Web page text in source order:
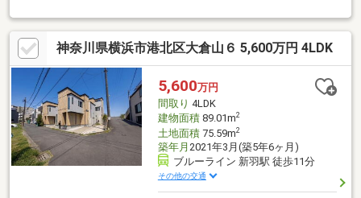
したファミリーに嬉しい4部屋タイプの間取り■陽当たりとプライ
バシーに考慮した2階リビング、約16帖の開放感！床暖房を完備
しています■家事をしながら会話がはずむ対面キッチンを採用、
リビングも見渡せ小さなお子様も安心して見守れます■ブルーラ
イン「新羽」駅徒歩10分、バス便で「大倉山」駅もご利用可能ご
見学のご希望、資料請求、ご質問などなど、お気軽にまずはお問
い合わせください♪【 フリーダイヤル： 0120-821-930 】
神奈川県横浜市港北区大倉山６ 5,600万円 4LDK
5,600万円
間取り 4LDK
建物面積89.01m2
土地面積75.59m2
築年月 2021年3月(築5年6ヶ月)
ブルーライン 新羽駅 徒歩11分
その他の交通